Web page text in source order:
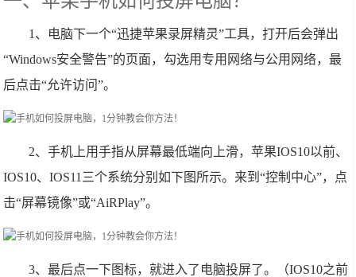
1、电脑下一个“迅捷苹果录屏精灵”工具，打开后会弹出
“Windows安全警告”的页面，勾选用专用网络与公用网络，最
后点击“允许访问”。
2、手机上用手指从屏幕最低端向上滑，苹果IOS10以前、
IOS10、IOS11三个系统分别如下图所示。来到“控制中心”，点
击“屏幕镜像”或“AiRPlay”。
3、最后点一下图标，就进入了电脑投屏了。（IOS10之前